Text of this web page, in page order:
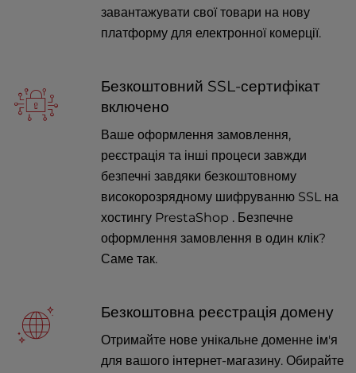
завантажувати свої товари на нову
платформу для електронної комерції.
Безкоштовний SSL-сертифікат
включено
Ваше оформлення замовлення,
реєстрація та інші процеси завжди
безпечні завдяки безкоштовному
високорозрядному шифруванню SSL на
хостингу PrestaShop . Безпечне
оформлення замовлення в один клік?
Саме так.
Безкоштовна реєстрація домену
Отримайте нове унікальне доменне ім'я
для вашого інтернет-магазину. Обирайте